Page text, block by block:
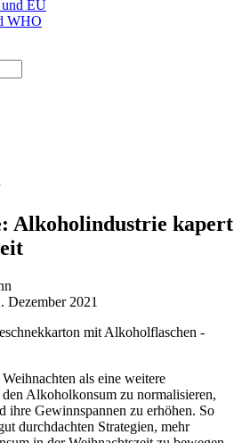
EU
WHO
Alkoholindustrie kapert
Dezember 2021
als eine weitere
Alkoholkonsum zu normalisieren,
ihre Gewinnspannen zu erhöhen. So
durchdachten Strategien, mehr